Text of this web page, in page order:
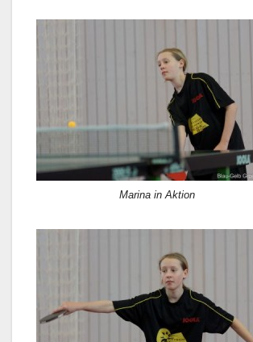
Marina in Aktion